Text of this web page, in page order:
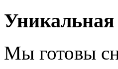
Мы готовы